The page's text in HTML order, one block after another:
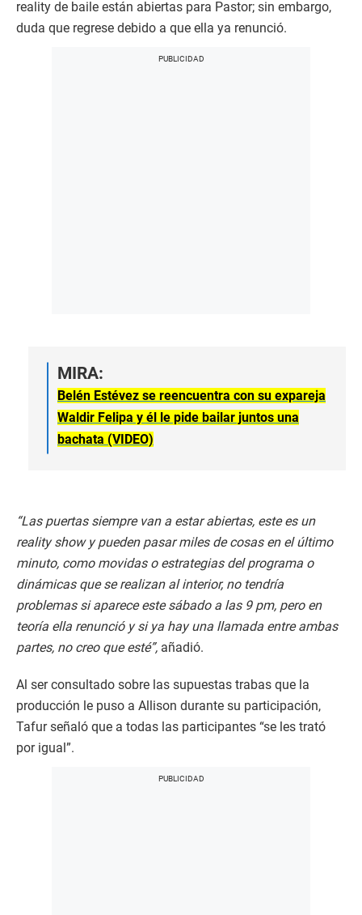
reality de baile están abiertas para Pastor; sin embargo,
duda que regrese debido a que ella ya renunció.
MIRA:
Belén Estévez se reencuentra con su expareja
Waldir Felipa y él le pide bailar juntos una
bachata (VIDEO)
“Las puertas siempre van a estar abiertas, este es un
reality show y pueden pasar miles de cosas en el último
minuto, como movidas o estrategias del programa o
dinámicas que se realizan al interior, no tendría
problemas si aparece este sábado a las 9 pm, pero en
teoría ella renunció y si ya hay una llamada entre ambas
partes, no creo que esté”, añadió.
Al ser consultado sobre las supuestas trabas que la
producción le puso a Allison durante su participación,
Tafur señaló que a todas las participantes “se les trató
por igual”.